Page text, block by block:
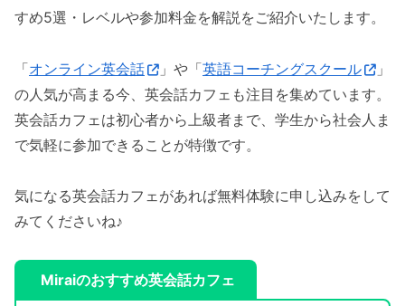
すめ5選・レベルや参加料金を解説をご紹介いたします。
「オンライン英会話 」や「英語コーチングスクール
」
の人気が高まる今、英会話カフェも注目を集めています。
英会話カフェは初心者から上級者まで、学生から社会人ま
で気軽に参加できることが特徴です。
気になる英会話カフェがあれば無料体験に申し込みをして
みてくださいね♪
Miraiのおすすめ英会話カフェ